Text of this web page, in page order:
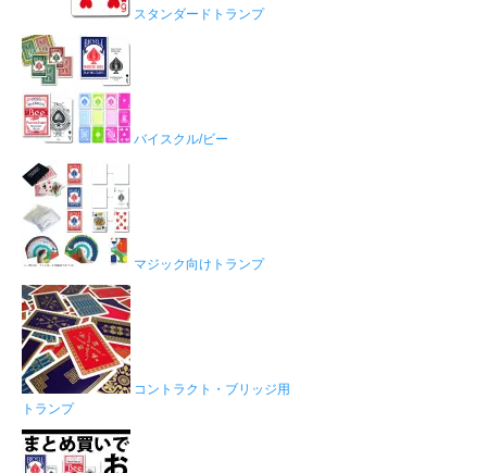
スタンダードトランプ
バイスクル/ビー
マジック向けトランプ
コントラクト・ブリッジ用
トランプ